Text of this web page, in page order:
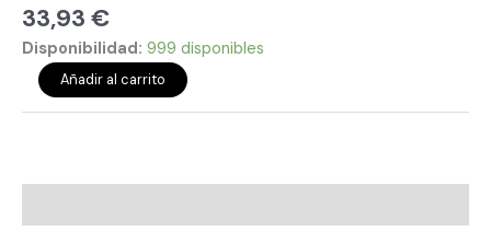
33,93 €
Disponibilidad: 999 disponibles
Añadir al carrito